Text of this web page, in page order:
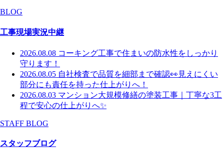
BLOG
工事現場実況中継
2026.08.08 コーキング工事で住まいの防水性をしっかり
守ります！
2026.08.05 自社検査で品質を細部まで確認👀見えにくい
部分にも責任を持った仕上がりへ！
2026.08.03 マンション大規模修繕の塗装工事｜丁寧な3工
程で安心の仕上がりへ✨
STAFF BLOG
スタッフブログ